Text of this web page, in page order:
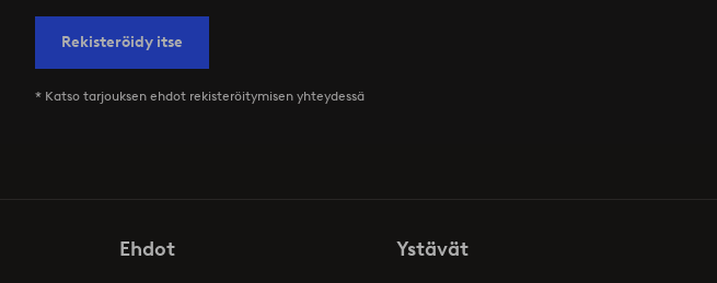
Rekisteröidy itse
* Katso tarjouksen ehdot rekisteröitymisen yhteydessä
Ehdot Ystävät